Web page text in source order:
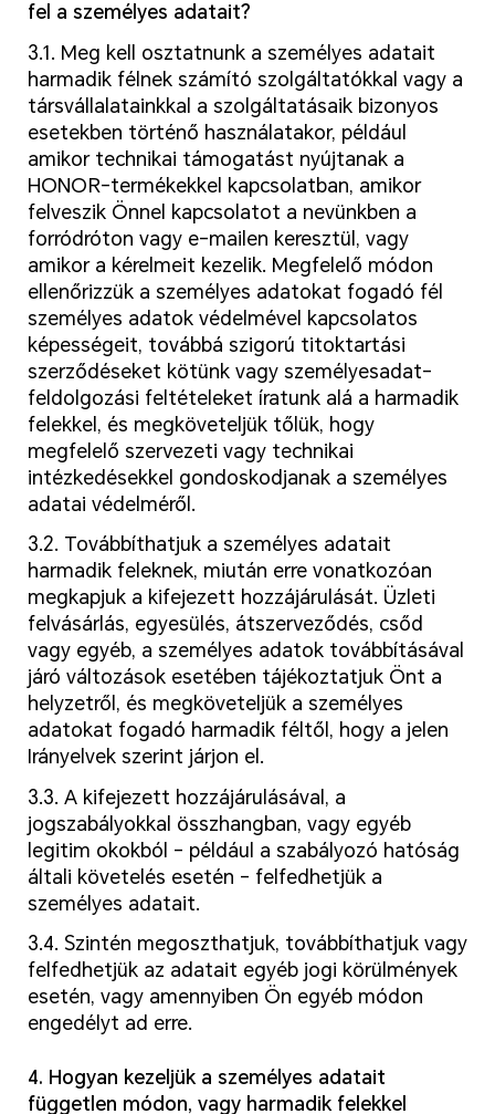
fel a személyes adatait?
3.1. Meg kell osztatnunk a személyes adatait
harmadik félnek számító szolgáltatókkal vagy a
társvállalatainkkal a szolgáltatásaik bizonyos
esetekben történő használatakor, például
amikor technikai támogatást nyújtanak a
HONOR-termékekkel kapcsolatban, amikor
felveszik Önnel kapcsolatot a nevünkben a
forródróton vagy e-mailen keresztül, vagy
amikor a kérelmeit kezelik. Megfelelő módon
ellenőrizzük a személyes adatokat fogadó fél
személyes adatok védelmével kapcsolatos
képességeit, továbbá szigorú titoktartási
szerződéseket kötünk vagy személyesadat-
feldolgozási feltételeket íratunk alá a harmadik
felekkel, és megköveteljük tőlük, hogy
megfelelő szervezeti vagy technikai
intézkedésekkel gondoskodjanak a személyes
adatai védelméről.
3.2. Továbbíthatjuk a személyes adatait
harmadik feleknek, miután erre vonatkozóan
megkapjuk a kifejezett hozzájárulását. Üzleti
felvásárlás, egyesülés, átszerveződés, csőd
vagy egyéb, a személyes adatok továbbításával
járó változások esetében tájékoztatjuk Önt a
helyzetről, és megköveteljük a személyes
adatokat fogadó harmadik féltől, hogy a jelen
Irányelvek szerint járjon el.
3.3. A kifejezett hozzájárulásával, a
jogszabályokkal összhangban, vagy egyéb
legitim okokból – például a szabályozó hatóság
általi követelés esetén – felfedhetjük a
személyes adatait.
3.4. Szintén megoszthatjuk, továbbíthatjuk vagy
felfedhetjük az adatait egyéb jogi körülmények
esetén, vagy amennyiben Ön egyéb módon
engedélyt ad erre.
4. Hogyan kezeljük a személyes adatait
független módon, vagy harmadik felekkel